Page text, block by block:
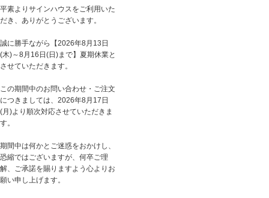
平素よりサインハウスをご利用いた
だき、ありがとうございます。
誠に勝手ながら【2026年8月13日
(木)～8月16日(日)まで】夏期休業と
させていただきます。
この期間中のお問い合わせ・ご注文
につきましては、2026年8月17日
(月)より順次対応させていただきま
す。
期間中は何かとご迷惑をおかけし、
恐縮ではございますが、何卒ご理
解、ご承諾を賜りますよう心よりお
願い申し上げます。